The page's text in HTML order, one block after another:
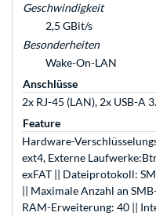
Geschwindigkeit
2,5 GBit/s
Besonderheiten
Wake-On-LAN
Anschlüsse
2x RJ-45 (LAN), 2x USB-A
Feature
Hardware-
ext4, Externe
exFAT || Dateiprotokoll:
|| Maximale Anzahl an
RAM-Erweiterung: 40 ||